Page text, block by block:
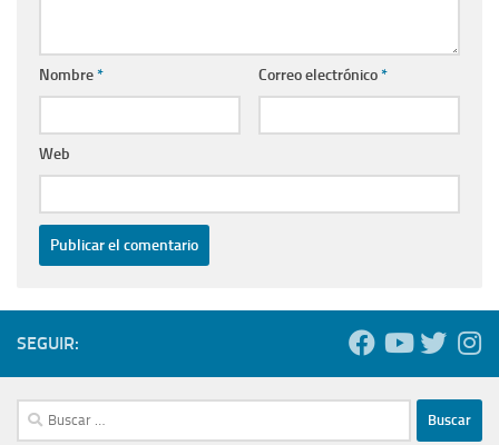
Nombre* Correo electrónico*
Web
SEGUIR:
Buscar: